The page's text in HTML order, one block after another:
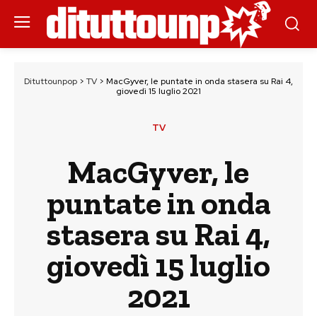
Dituttounpop > TV > MacGyver, le puntate in onda stasera su Rai 4,
giovedì 15 luglio 2021
TV
MacGyver, le
puntate in onda
stasera su Rai 4,
giovedì 15 luglio
2021